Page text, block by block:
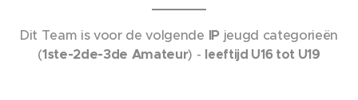
Dit Team is voor de volgende IPjeugd categorieën
(1ste-2de-3de Amateur) - leeftijd U16 tot U19
van R
Leopold
Xander
Helsen